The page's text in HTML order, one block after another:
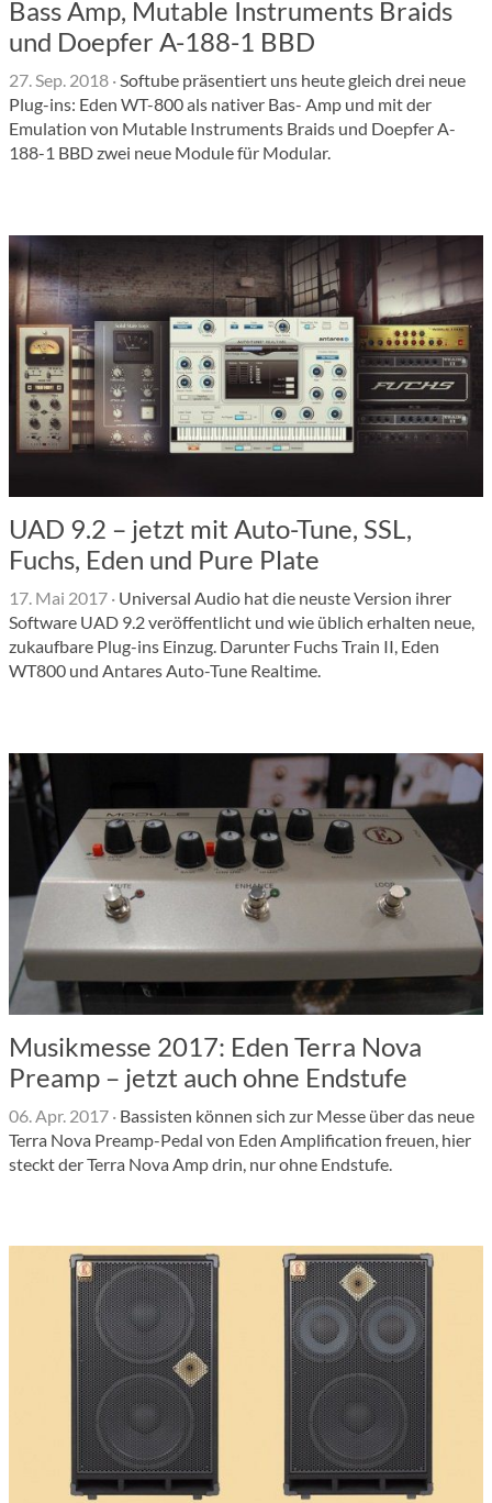
Bass Amp, Mutable Instruments Braids
und Doepfer A-188-1 BBD
27. Sep. 2018 ·Softube präsentiert uns heute gleich drei neue
Plug-ins: Eden WT-800 als nativer Bas- Amp und mit der
Emulation von Mutable Instruments Braids und Doepfer A-
188-1 BBD zwei neue Module für Modular.
UAD 9.2 – jetzt mit Auto-Tune, SSL,
Fuchs, Eden und Pure Plate
17. Mai 2017 · Universal Audio hat die neuste Version ihrer
Software UAD 9.2 veröffentlicht und wie üblich erhalten neue,
zukaufbare Plug-ins Einzug. Darunter Fuchs Train II, Eden
WT800 und Antares Auto-Tune Realtime.
Musikmesse 2017: Eden Terra Nova
Preamp – jetzt auch ohne Endstufe
06. Apr. 2017 · Bassisten können sich zur Messe über das neue
Terra Nova Preamp-Pedal von Eden Amplification freuen, hier
steckt der Terra Nova Amp drin, nur ohne Endstufe.